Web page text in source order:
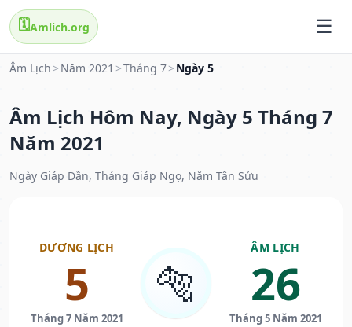
🗓️Amlich.org
Âm Lịch > Năm 2021 >Tháng 7> Ngày 5
Âm Lịch Hôm Nay, Ngày 5 Tháng 7
Năm 2021
Ngày Giáp Dần, Tháng Giáp Ngọ, Năm Tân Sửu
DƯƠNG LỊCH
5
Tháng 7 Năm 2021
🐅
ÂM LỊCH
26
Tháng 5 Năm 2021